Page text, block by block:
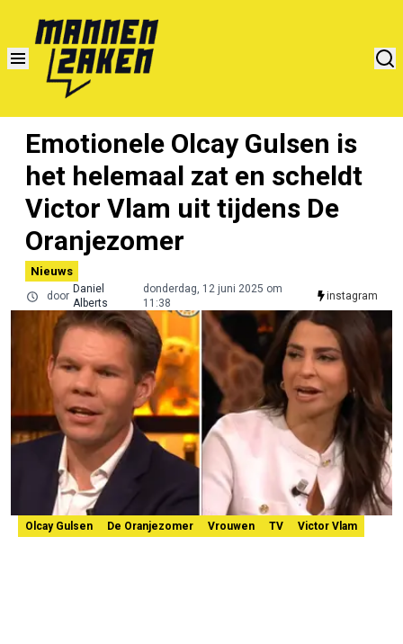
Emotionele Olcay Gulsen is
het helemaal zat en scheldt
Victor Vlam uit tijdens De
Oranjezomer
Nieuws
door
Daniel
Alberts
donderdag, 12 juni 2025 om
11:38
instagram
Olcay Gulsen De Oranjezomer Vrouwen TV Victor Vlam